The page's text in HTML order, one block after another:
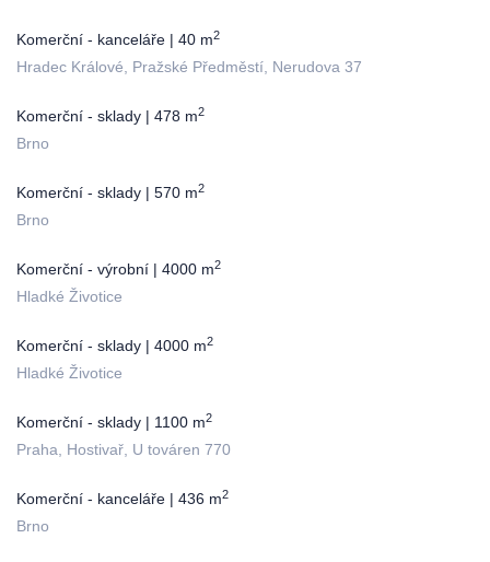
Komerční - kanceláře | 40 m2
Hradec Králové, Pražské Předměstí, Nerudova 37
Komerční - sklady | 478 m2
Brno
Komerční - sklady | 570 m2
Brno
Komerční - výrobní | 4000 m2
Hladké Životice
Komerční - sklady | 4000 m2
Hladké Životice
Komerční - sklady | 1100 m2
Praha, Hostivař, U továren 770
Komerční - kanceláře | 436 m2
Brno